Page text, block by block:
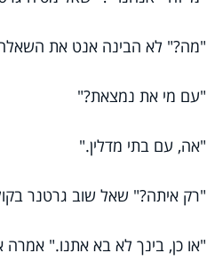
"מה?" לא הבינה אנט את
"עם מי את נמצאת?"
"אה, עם בתי מדלין."
"רק איתה?" שאל שוב גרטנר
"או כן, בינך לא בא אתנו."